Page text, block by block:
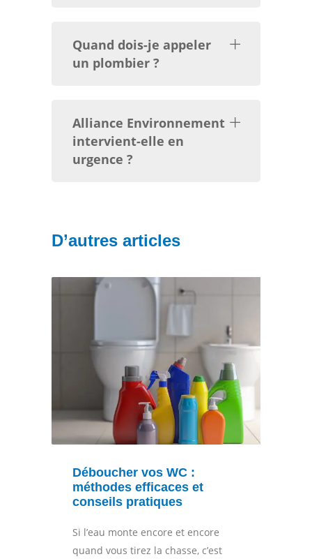
Quand dois-je appeler
un plombier ?
Alliance Environnement
intervient-elle en
urgence ?
D’autres articles
Déboucher vos WC :
méthodes efficaces et
conseils pratiques
Si l’eau monte encore et encore
quand vous tirez la chasse, c’est